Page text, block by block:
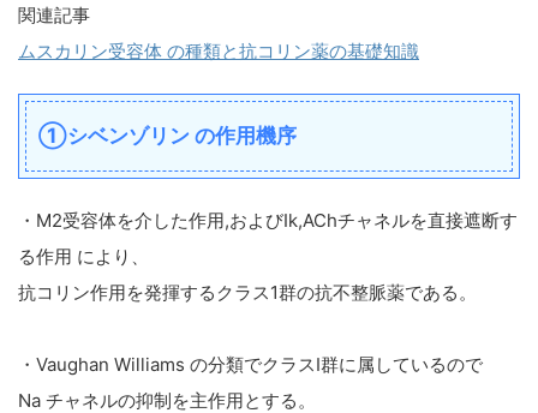
関連記事
ムスカリン受容体 の種類と抗コリン薬の基礎知識
①シベンゾリン の作用機序
・M2受容体を介した作用,およびⅠk,AChチャネルを直接遮断す
る作用 により、
抗コリン作用を発揮するクラス1群の抗不整脈薬である。
・Vaughan Williams の分類でクラスⅠ群に属しているので
Na チャネルの抑制を主作用とする。